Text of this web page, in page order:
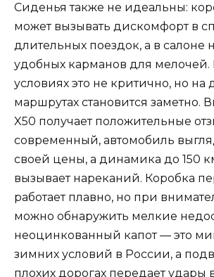
Сиденья также не идеальны:
может вызывать дискомфорт в
длительных поездок, а в салоне
удобных карманов для мелочей.
условиях это не критично, но на
маршрутах становится заметно.
X50 получает положительные
современный, автомобиль
своей цены, а динамика до 150
вызывает нареканий. Коробка
работает плавно, но при
можно обнаружить мелкие
неоцинкованный капот — это
зимних условий в России, а
плохих дорогах передает удары